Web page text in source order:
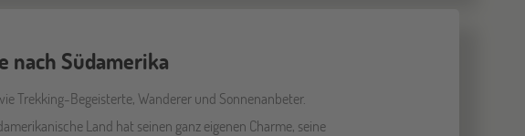
nach Südamerika
Trekking-Begeisterte, Wanderer und Sonnenanbeter.
Land hat seinen ganz eigenen Charme, seine